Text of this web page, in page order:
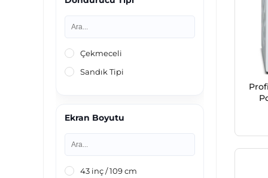
Çekmeceli
Sandık Tipi
Ekran Boyutu
43 inç / 109 cm